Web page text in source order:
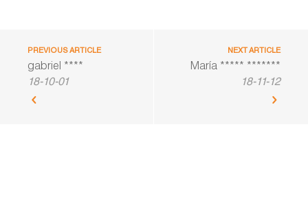
PREVIOUS ARTICLE
gabriel ****
18-10-01
NEXT ARTICLE
María ***** *******
18-11-12